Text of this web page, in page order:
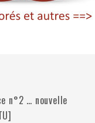
n°2 … nouvelle